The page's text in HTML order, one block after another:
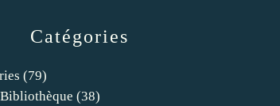
Catégories
(79)
(38)